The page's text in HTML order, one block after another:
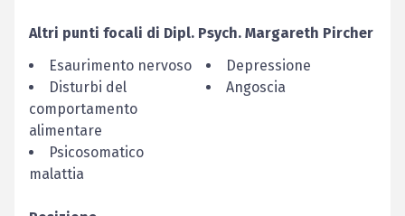
Altri punti focali di Dipl. Psych. Margareth Pircher
Esaurimento nervoso
Depressione
Disturbi del
comportamento
alimentare
Angoscia
Psicosomatico
malattia